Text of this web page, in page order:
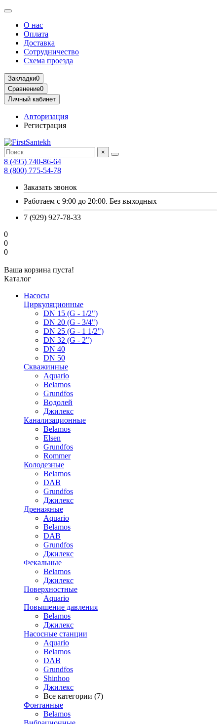
О нас
Оплата
Доставка
Сотрудничество
Схема проезда
Закладки0
Сравнение0
Личный кабинет
Авторизация
Регистрация
×
8 (495) 740-86-64
8 (800) 775-54-78
Заказать звонок
Работаем с 9:00 до 20:00. Без выходных
7 (929) 927-78-33
0
0
0
Ваша корзина пуста!
Каталог
Насосы
Циркуляционные
DN 15 (G - 1/2")
DN 20 (G - 3/4")
DN 25 (G - 1 1/2")
DN 32 (G - 2")
DN 40
DN 50
Скважинные
Aquario
Belamos
Grundfos
Водолей
Джилекс
Канализационные
Belamos
Elsen
Grundfos
Rommer
Колодезные
Belamos
DAB
Grundfos
Джилекс
Дренажные
Aquario
Belamos
DAB
Grundfos
Джилекс
Фекальные
Belamos
Джилекс
Поверхностные
Aquario
Повышение давления
Belamos
Джилекс
Насосные станции
Aquario
Belamos
DAB
Grundfos
Shinhoo
Джилекс
Все категории (7)
Фонтанные
Belamos